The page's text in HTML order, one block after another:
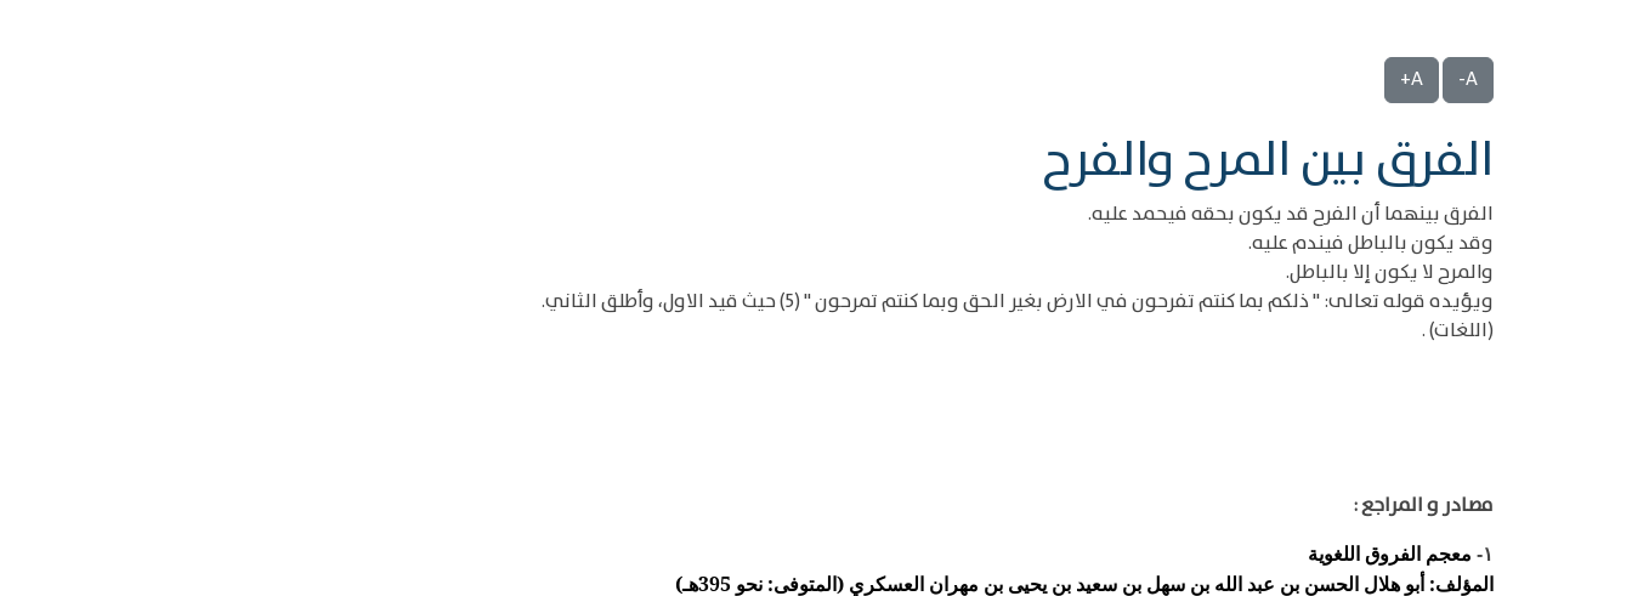
A-
A+
الفرق بين المرح والفرح
الفرق بينهما أن الفرح قد يكون بحقه فيحمد عليه.
وقد يكون بالباطل فيندم عليه.
والمرح لا يكون إلا بالباطل.
ويؤيده قوله تعالى: " ذلكم بما كنتم تفرحون في الارض بغير الحق وبما كنتم تمرحون " (5) حيث قيد الاول، وأطلق الثاني.
(اللغات) .
مصادر و المراجع :
١-
معجم الفروق اللغوية
المؤلف: أبو هلال الحسن بن عبد الله بن سهل بن سعيد بن يحيى بن مهران العسكري (المتوفى: نحو 395هـ)